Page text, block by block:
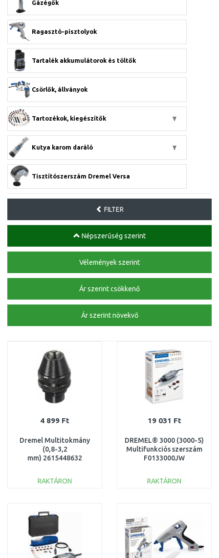
Gázégők
Ragasztó-pisztolyok
Tartalék akkumulátorok és töltők
Csörlők, állványok
Tartozékok, kiegészítők
Kutya karom daráló
Tisztítószerszám Dremel Versa
FILTER
Népszerűség szerint
Vélemények szerint
Ár szerint csökkenő
Ár szerint növekvő
4 899 Ft
Dremel Multitokmány
(0,8-3,2
mm) 2615448632
RAKTÁRON
Összehasonlítás
19 031 Ft
DREMEL® 3000 (3000-5)
Multifunkciós szerszám
F0133000JW
RAKTÁRON